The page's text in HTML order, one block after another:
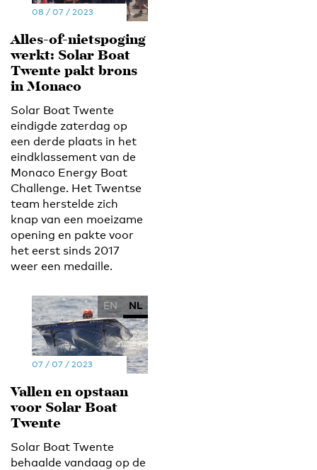
08 / 07 / 2023
Alles-of-nietspoging
werkt: Solar Boat
Twente pakt brons
in Monaco
Solar Boat Twente
eindigde zaterdag op
een derde plaats in het
eindklassement van de
Monaco Energy Boat
Challenge. Het Twentse
team herstelde zich
knap van een moeizame
opening en pakte voor
het eerst sinds 2017
weer een medaille.
EN NL
07 / 07 / 2023
Vallen en opstaan
voor Solar Boat
Twente
Solar Boat Twente
behaalde vandaag op de